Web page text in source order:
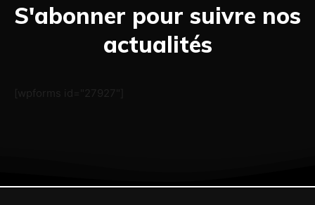
S'abonner pour suivre nos
actualités
[wpforms id="27927"]